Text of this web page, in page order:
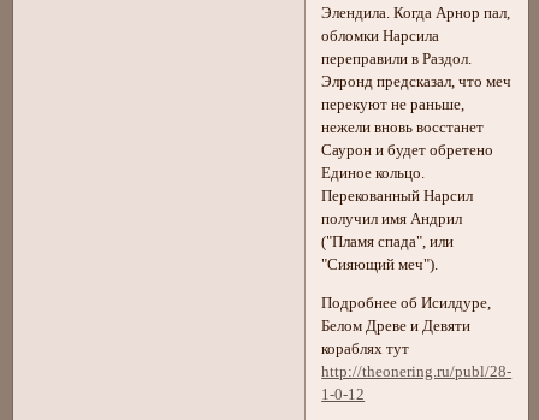
Элендила. Когда Арнор пал,
обломки Нарсила
переправили в Раздол.
Элронд предсказал, что меч
перекуют не раньше,
нежели вновь восстанет
Саурон и будет обретено
Единое кольцо.
Перекованный Нарсил
получил имя Андрил
("Пламя спада", или
"Сияющий меч").
Подробнее об Исилдуре,
Белом Древе и Девяти
кораблях тут
http://theonering.ru/publ/28-
1-0-12